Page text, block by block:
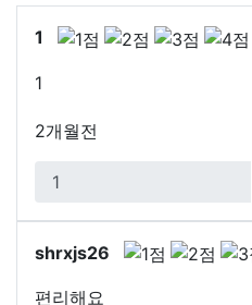
1
1
2개월전
shrxjs26
편리해요